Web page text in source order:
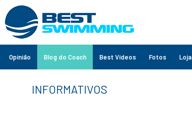
Opinião Blog do Coach Best Vídeos Fotos Loja